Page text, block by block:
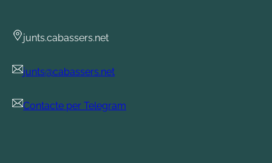
junts.cabassers.net
junts@cabassers.net
Contacte per Telegram